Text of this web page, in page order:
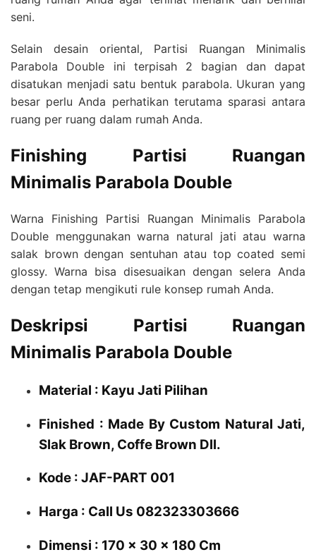
seni.
Selain desain oriental, Partisi Ruangan Minimalis
Parabola Double ini terpisah 2 bagian dan dapat
disatukan menjadi satu bentuk parabola. Ukuran yang
besar perlu Anda perhatikan terutama sparasi antara
ruang per ruang dalam rumah Anda.
Finishing Partisi Ruangan
Minimalis Parabola Double
Warna Finishing Partisi Ruangan Minimalis Parabola
Double menggunakan warna natural jati atau warna
salak brown dengan sentuhan atau top coated semi
glossy. Warna bisa disesuaikan dengan selera Anda
dengan tetap mengikuti rule konsep rumah Anda.
Deskripsi Partisi Ruangan
Minimalis Parabola Double
Material : Kayu Jati Pilihan
Finished : Made By Custom Natural Jati,
Slak Brown, Coffe Brown Dll.
Kode : JAF-PART 001
Harga : Call Us 082323303666
Dimensi : 170 x 30 x 180 Cm